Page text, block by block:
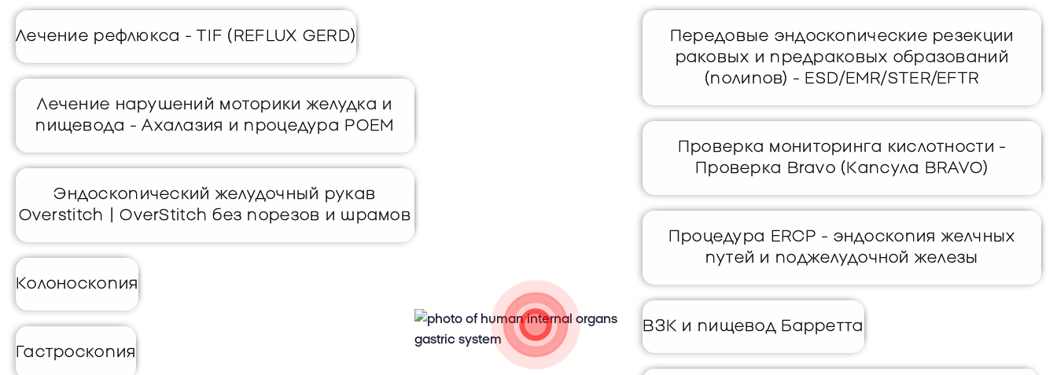
Лечение рефлюкса - TIF (REFLUX GERD)
Лечение нарушений моторики желудка и
пищевода - Ахалазия и процедура POEM
Эндоскопический желудочный рукав
Overstitch | OverStitch без порезов и шрамов
Колоноскопия
Гастроскопия
Передовые эндоскопические резекции
раковых и предраковых образований
(полипов) - ESD/EMR/STER/EFTR
Проверка мониторинга кислотности -
Проверка Bravo (Капсула BRAVO)
Процедура ERCP - эндоскопия желчных
путей и поджелудочной железы
ВЗК и пищевод Барретта